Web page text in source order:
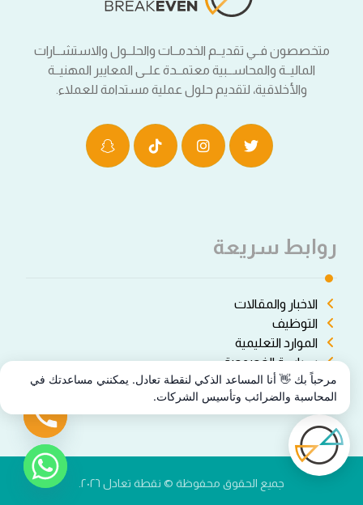
متخصصون فــي تقديــم الخدمــات والحلــول والاستشــارات
الماليــة والمحاســبية معتمــدة علــى المعايير المهنيــة
والأخلاقية، لتقديم حلول عملية مستدامة للعملاء.
روابط سريعة
الاخبار والمقالات
التوظيف
الموارد التعليمية
سياسة الخصوصة
شروط الاستخدام
جميع الحقوق محفوظة © نقطة تعادل ٢٠٢٦.
مرحباً بك 👋 أنا المساعد الذكي لنقطة تعادل. يمكنني مساعدتك في
المحاسبة والضرائب وتأسيس الشركات.